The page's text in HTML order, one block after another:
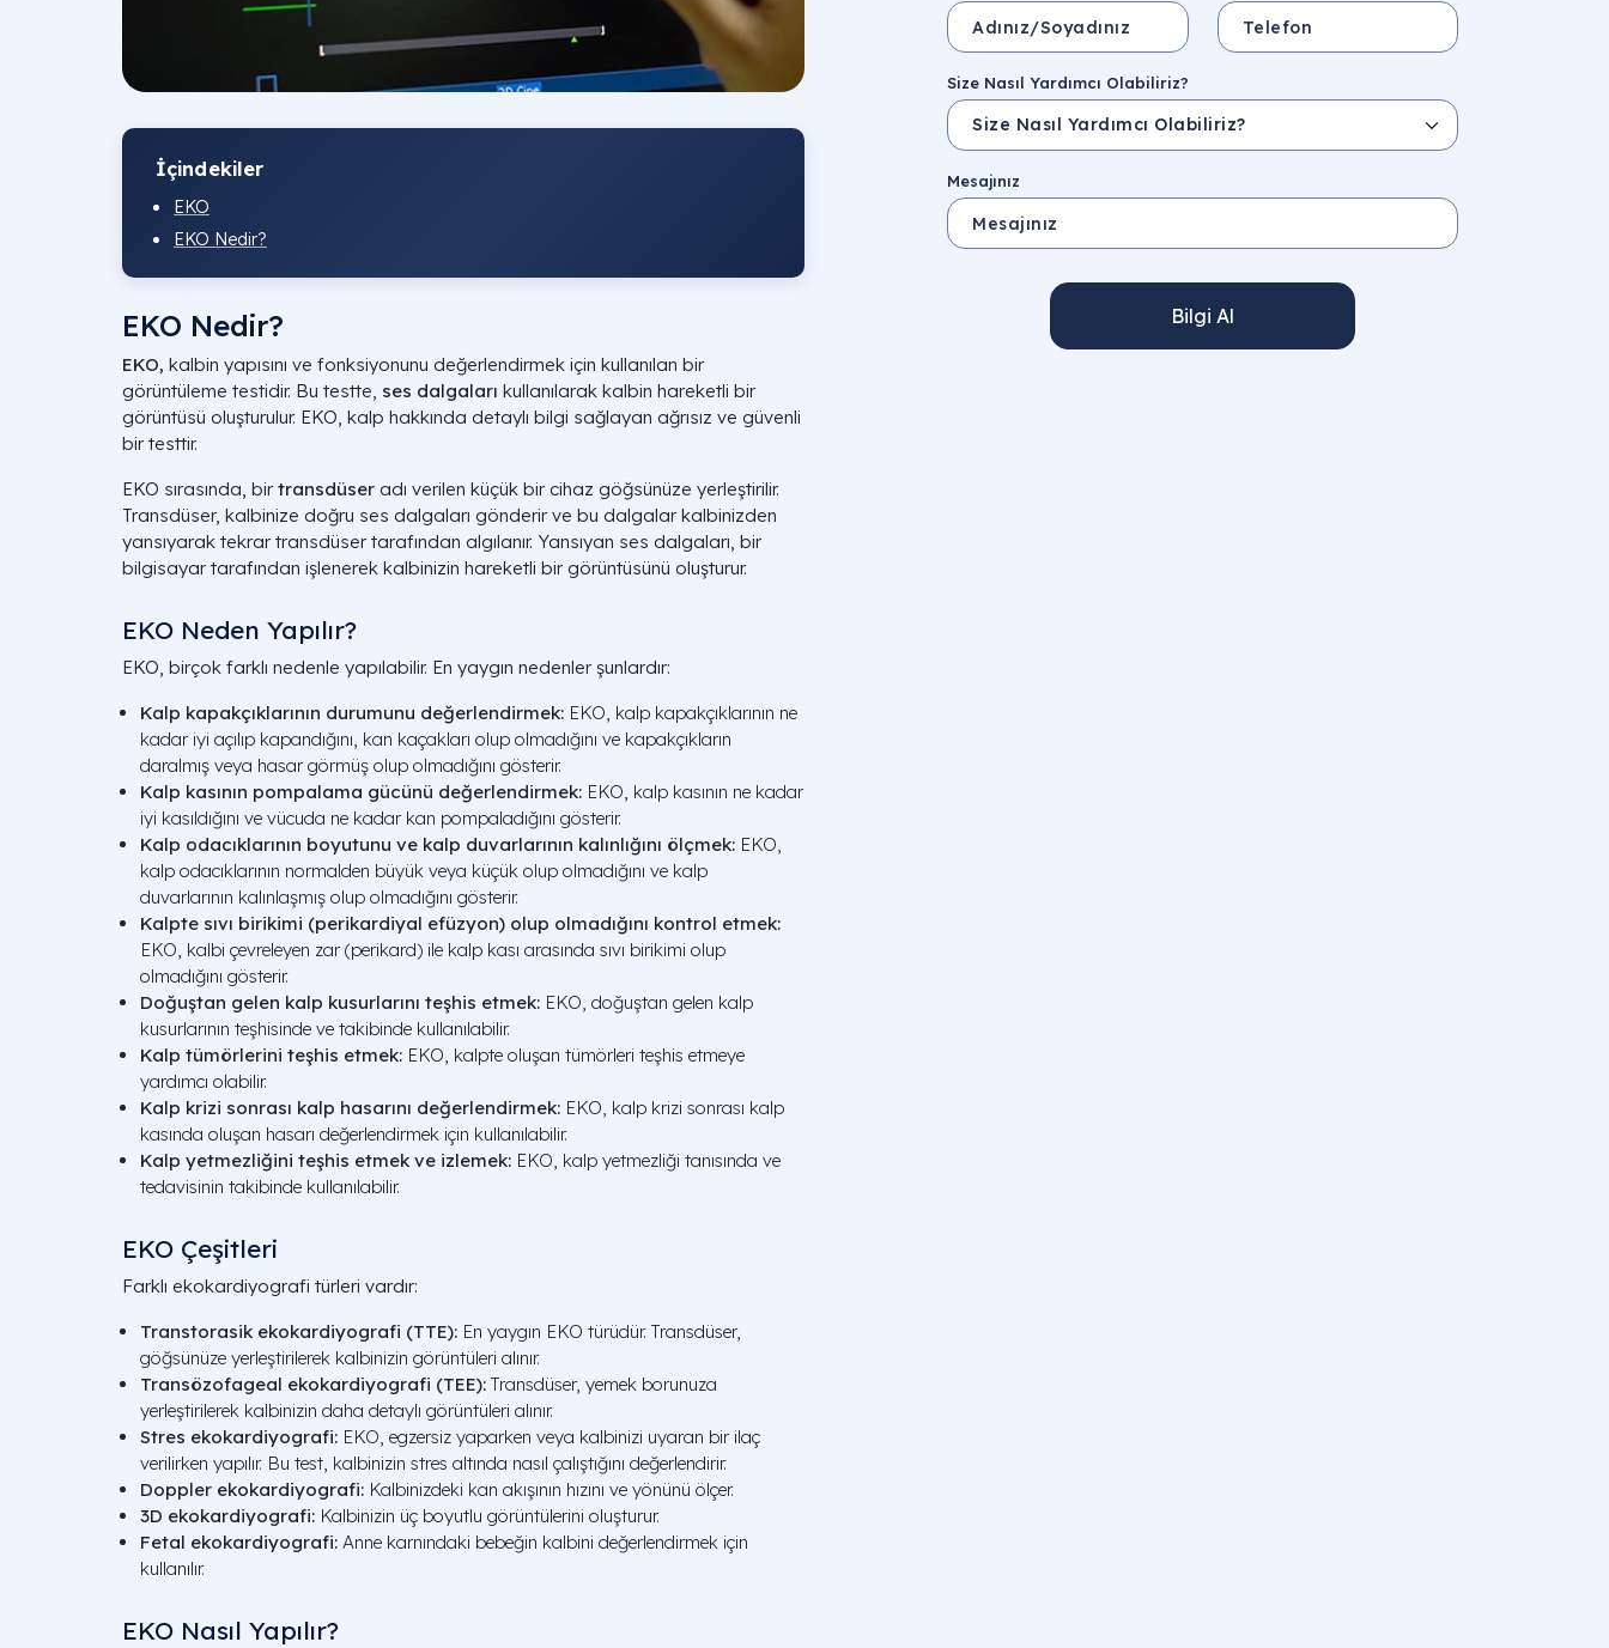
İçindekiler
EKO
EKO Nedir?
EKO Nedir?
EKO, kalbin yapısını ve fonksiyonunu değerlendirmek için kullanılan bir
görüntüleme testidir. Bu testte, ses dalgaları kullanılarak kalbin hareketli bir
görüntüsü oluşturulur. EKO, kalp hakkında detaylı bilgi sağlayan ağrısız ve güvenli
bir testtir.
EKO sırasında, birtransdüser adı verilen küçük bir cihaz göğsünüze yerleştirilir.
Transdüser, kalbinize doğru ses dalgaları gönderir ve bu dalgalar kalbinizden
yansıyarak tekrar transdüser tarafından algılanır. Yansıyan ses dalgaları, bir
bilgisayar tarafından işlenerek kalbinizin hareketli bir görüntüsünü oluşturur.
EKO Neden Yapılır?
EKO, birçok farklı nedenle yapılabilir. En yaygın nedenler şunlardır:
Kalp kapakçıklarının durumunu değerlendirmek: EKO, kalp kapakçıklarının ne
kadar iyi açılıp kapandığını, kan kaçakları olup olmadığını ve kapakçıkların
daralmış veya hasar görmüş olup olmadığını gösterir.
Kalp kasının pompalama gücünü değerlendirmek: EKO, kalp kasının ne kadar
iyi kasıldığını ve vücuda ne kadar kan pompaladığını gösterir.
Kalp odacıklarının boyutunu ve kalp duvarlarının kalınlığını ölçmek: EKO,
kalp odacıklarının normalden büyük veya küçük olup olmadığını ve kalp
duvarlarının kalınlaşmış olup olmadığını gösterir.
Kalpte sıvı birikimi (perikardiyal efüzyon) olup olmadığını kontrol etmek:
EKO, kalbi çevreleyen zar (perikard) ile kalp kası arasında sıvı birikimi olup
olmadığını gösterir.
Doğuştan gelen kalp kusurlarını teşhis etmek: EKO, doğuştan gelen kalp
kusurlarının teşhisinde ve takibinde kullanılabilir.
Kalp tümörlerini teşhis etmek: EKO, kalpte oluşan tümörleri teşhis etmeye
yardımcı olabilir.
Kalp krizi sonrası kalp hasarını değerlendirmek: EKO, kalp krizi sonrası kalp
kasında oluşan hasarı değerlendirmek için kullanılabilir.
Kalp yetmezliğini teşhis etmek ve izlemek: EKO, kalp yetmezliği tanısında ve
tedavisinin takibinde kullanılabilir.
EKO Çeşitleri
Farklı ekokardiyografi türleri vardır:
Transtorasik ekokardiyografi (TTE): En yaygın EKO türüdür. Transdüser,
göğsünüze yerleştirilerek kalbinizin görüntüleri alınır.
Transözofageal ekokardiyografi (TEE): Transdüser, yemek borunuza
yerleştirilerek kalbinizin daha detaylı görüntüleri alınır.
Stres ekokardiyografi: EKO, egzersiz yaparken veya kalbinizi uyaran bir ilaç
verilirken yapılır. Bu test, kalbinizin stres altında nasıl çalıştığını değerlendirir.
Doppler ekokardiyografi: Kalbinizdeki kan akışının hızını ve yönünü ölçer.
3D ekokardiyografi: Kalbinizin üç boyutlu görüntülerini oluşturur.
Fetal ekokardiyografi: Anne karnındaki bebeğin kalbini değerlendirmek için
kullanılır.
EKO Nasıl Yapılır?
Size Nasıl Yardımcı Olabiliriz?
Mesajınız
Bilgi Al